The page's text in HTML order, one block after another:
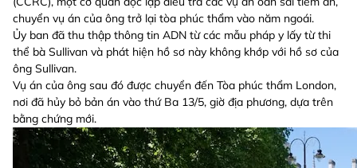
chuyển vụ án của ông trở lại tòa phúc thẩm vào năm ngoái.
Ủy ban đã thu thập thông tin ADN từ các mẫu pháp y lấy từ thi
thể bà Sullivan và phát hiện hồ sơ này không khớp với hồ sơ của
ông Sullivan.
Vụ án của ông sau đó được chuyển đến Tòa phúc thẩm London,
nơi đã hủy bỏ bản án vào thứ Ba 13/5, giờ địa phương, dựa trên
bằng chứng mới.